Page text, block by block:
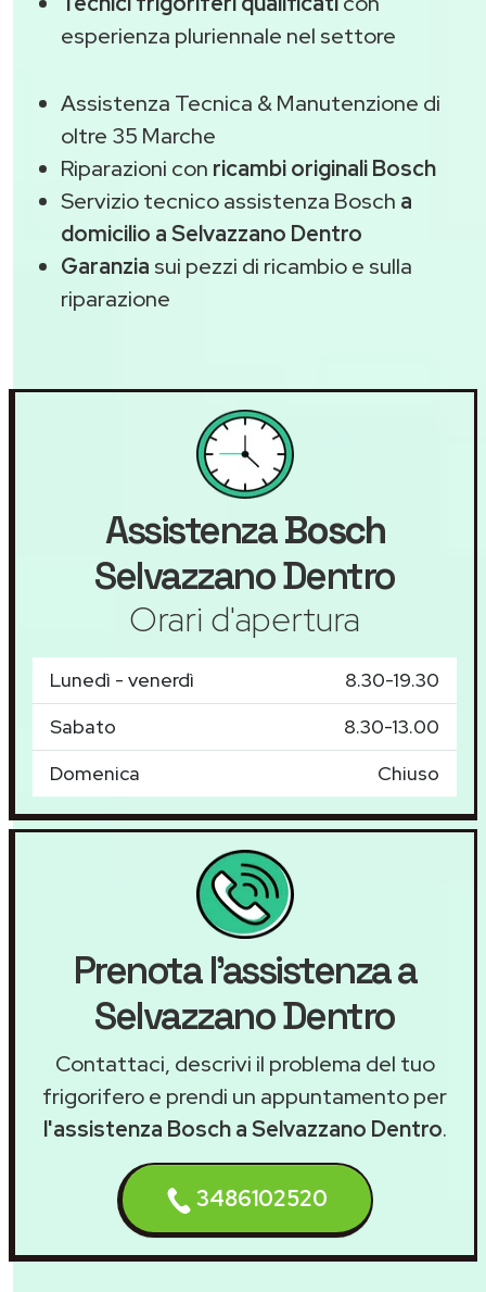
esperienza pluriennale nel settore
Assistenza Tecnica & Manutenzione di
oltre 35 Marche
Riparazioni con ricambi originali Bosch
Servizio tecnico assistenza Bosch a
domicilio a Selvazzano Dentro
Garanzia sui pezzi di ricambio e sulla
riparazione
AssistenzaBosch
Selvazzano Dentro
Orari d'apertura
Lunedì - venerdì
8.30-19.30
Sabato
8.30-13.00
Domenica
Chiuso
Prenota l'assistenza a
Selvazzano Dentro
Contattaci, descrivi il problema del tuo
frigorifero e prendi un appuntamento per
l'assistenza Bosch a Selvazzano Dentro.
3486102520